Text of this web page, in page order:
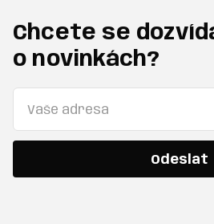
Chcete se
o novinkách?